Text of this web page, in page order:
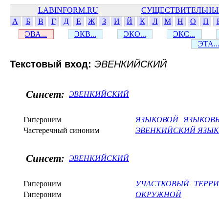
LABINFORM.RU
А
Б В Г Д Е Ж З И Й К Л М Н О П
ЭВА...
ЭКВ... ЭКО...
ЭКС...
ЭТА...
Текстовый вход: ЭВЕНКИЙСКИЙ
Синсет: ЭВЕНКИЙСКИЙ
Гипероним ЯЗЫКОВОЙ
Частеречный синоним
ЭВЕНКИЙСКИЙ ЯЗЫК
Синсет: ЭВЕНКИЙСКИЙ
Гипероним УЧАСТКОВЫЙ
Гипероним
ОКРУЖНОЙ